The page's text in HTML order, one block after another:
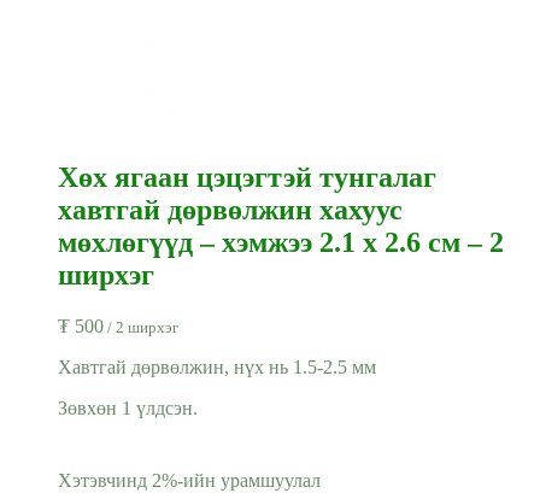
Хөх ягаан цэцэгтэй тунгалаг
хавтгай дөрвөлжин хахуус
мөхлөгүүд – хэмжээ 2.1 x 2.6 см – 2
ширхэг
₮ 500 / 2 ширхэг
Хавтгай дөрвөлжин, нүх нь 1.5-2.5 мм
Зөвхөн 1 үлдсэн.
Хэтэвчинд 2%-ийн урамшуулал